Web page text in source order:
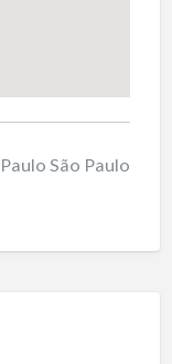
São Paulo